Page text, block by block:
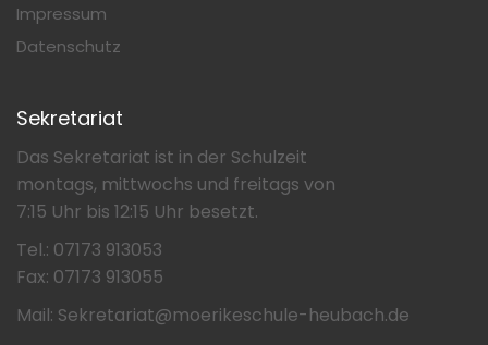
Impressum
Datenschutz
Sekretariat
Das Sekretariat ist in der Schulzeit
montags, mittwochs und freitags von
7:15 Uhr bis 12:15 Uhr besetzt.
Tel.: 07173 913053
Fax: 07173 913055
Mail: Sekretariat@moerikeschule-heubach.de